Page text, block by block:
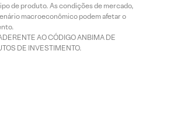
de produto. As condições de mercado,
macroeconômico podem afetar o
AO CÓDIGO ANBIMA DE
DE INVESTIMENTO.